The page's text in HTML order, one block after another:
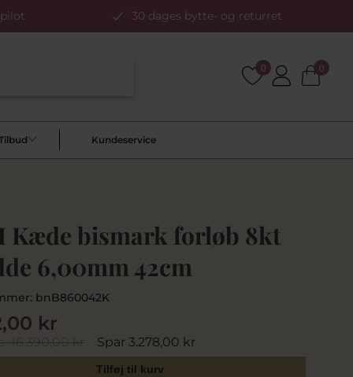
30 dages bytte- og returret
0 0
Kundeservice
Kæde bismark forløb 8kt
6,00mm 42cm
bnB860042K
16.390,00 kr Spar 3.278,00 kr
kr
Tilføj til kurv